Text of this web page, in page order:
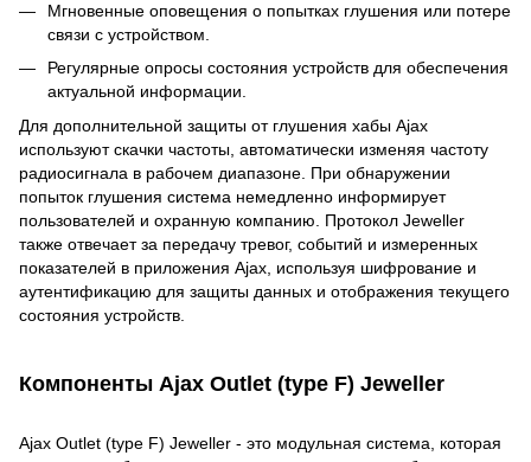
Мгновенные оповещения о попытках глушения или потере
связи с устройством.
Регулярные опросы состояния устройств для обеспечения
актуальной информации.
Для дополнительной защиты от глушения хабы Ajax
используют скачки частоты, автоматически изменяя частоту
радиосигнала в рабочем диапазоне. При обнаружении
попыток глушения система немедленно информирует
пользователей и охранную компанию. Протокол Jeweller
также отвечает за передачу тревог, событий и измеренных
показателей в приложения Ajax, используя шифрование и
аутентификацию для защиты данных и отображения текущего
состояния устройств.
Компоненты Ajax Outlet (type F) Jeweller
Ajax Outlet (type F) Jeweller - это модульная система, которая